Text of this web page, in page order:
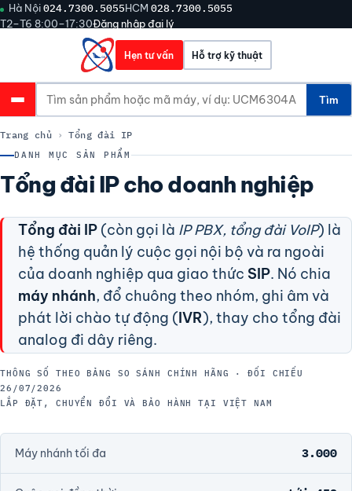
Hà Nội024.7300.5055HCM 028.7300.5055
T2–T6 8:00–17:30Đăng nhập đại lý
Hẹn tư vấn Hỗ trợ kỹ thuật
Tìm
Trang chủ › Tổng đài IP
DANH MỤC SẢN PHẨM
Tổng đài IP cho doanh nghiệp
Tổng đài IP (còn gọi là IP PBX, tổng đài VoIP) là
hệ thống quản lý cuộc gọi nội bộ và ra ngoài
của doanh nghiệp qua giao thức SIP. Nó chia
máy nhánh, đổ chuông theo nhóm, ghi âm và
phát lời chào tự động (IVR), thay cho tổng đài
analog đi dây riêng.
THÔNG SỐ THEO BẢNG SO SÁNH CHÍNH HÃNG · ĐỐI CHIẾU
26/07/2026
LẮP ĐẶT, CHUYỂN ĐỔI VÀ BẢO HÀNH TẠI VIỆT NAM
Máy nhánh tối đa 3.000